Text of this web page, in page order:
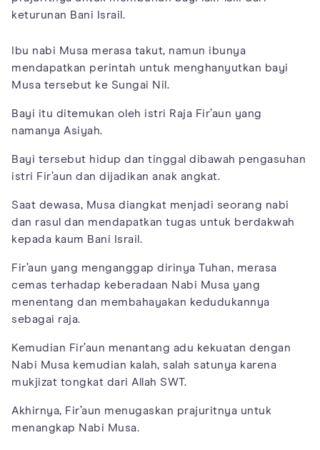
keturunan Bani Israil.
Ibu nabi Musa merasa takut, namun ibunya
mendapatkan perintah untuk menghanyutkan bayi
Musa tersebut ke Sungai Nil.
Bayi itu ditemukan oleh istri Raja Fir’aun yang
namanya Asiyah.
Bayi tersebut hidup dan tinggal dibawah pengasuhan
istri Fir’aun dan dijadikan anak angkat.
Saat dewasa, Musa diangkat menjadi seorang nabi
dan rasul dan mendapatkan tugas untuk berdakwah
kepada kaum Bani Israil.
Fir’aun yang menganggap dirinya Tuhan, merasa
cemas terhadap keberadaan Nabi Musa yang
menentang dan membahayakan kedudukannya
sebagai raja.
Kemudian Fir’aun menantang adu kekuatan dengan
Nabi Musa kemudian kalah, salah satunya karena
mukjizat tongkat dari Allah SWT.
Akhirnya, Fir’aun menugaskan prajuritnya untuk
menangkap Nabi Musa.